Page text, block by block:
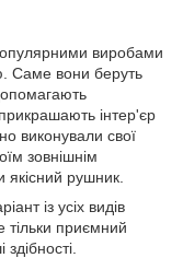
виробами
Саме вони беруть
інтер'єр
виконували свої
зовнішнім
якісний рушник.
із усіх видів
тільки приємний